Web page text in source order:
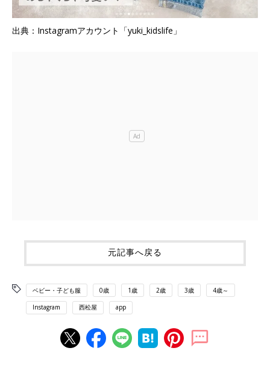
出典：Instagramアカウント「yuki_kidslife」
元記事へ戻る
ベビー・子ども服 0歳 1歳 2歳 3歳 4歳～
Instagram 西松屋 app